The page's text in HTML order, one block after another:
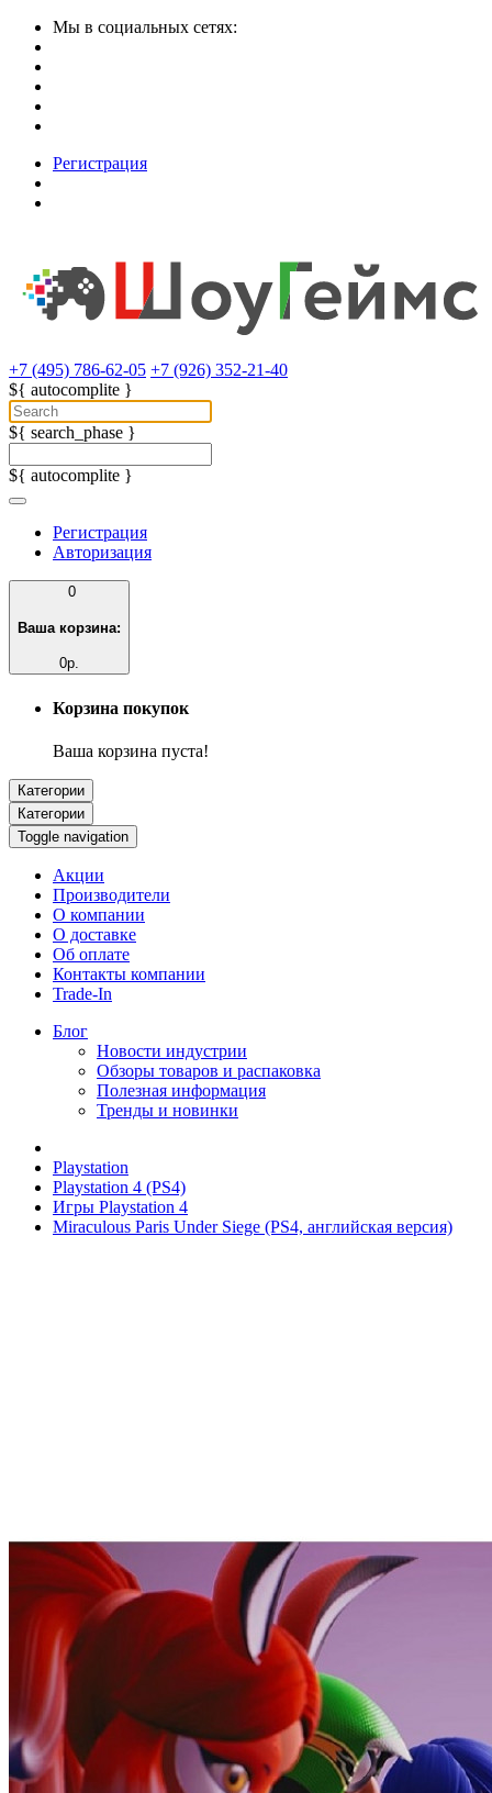
Мы в социальных сетях:
Регистрация
+7 (495) 786-62-05 +7 (926) 352-21-40
${ autocomplite }
${ search_phase }
${ autocomplite }
Регистрация
Авторизация
0
Ваша корзина:
0р.
Корзина покупок
Ваша корзина пуста!
Категории
Категории
Toggle navigation
Акции
Производители
О компании
О доставке
Об оплате
Контакты компании
Trade-In
Блог
Новости индустрии
Обзоры товаров и распаковка
Полезная информация
Тренды и новинки
Playstation
Playstation 4 (PS4)
Игры Playstation 4
Miraculous Paris Under Siege (PS4, английская версия)